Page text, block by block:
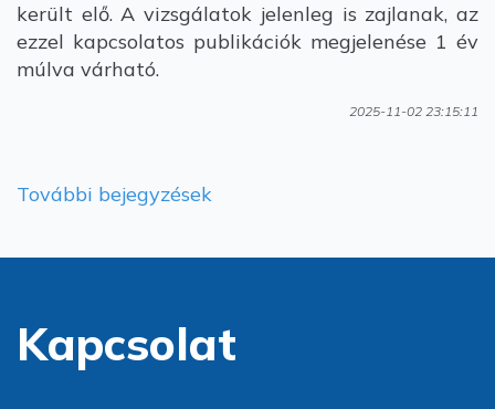
került elő. A vizsgálatok jelenleg is zajlanak, az
ezzel kapcsolatos publikációk megjelenése 1 év
múlva várható.
2025-11-02 23:15:11
További bejegyzések
Kapcsolat